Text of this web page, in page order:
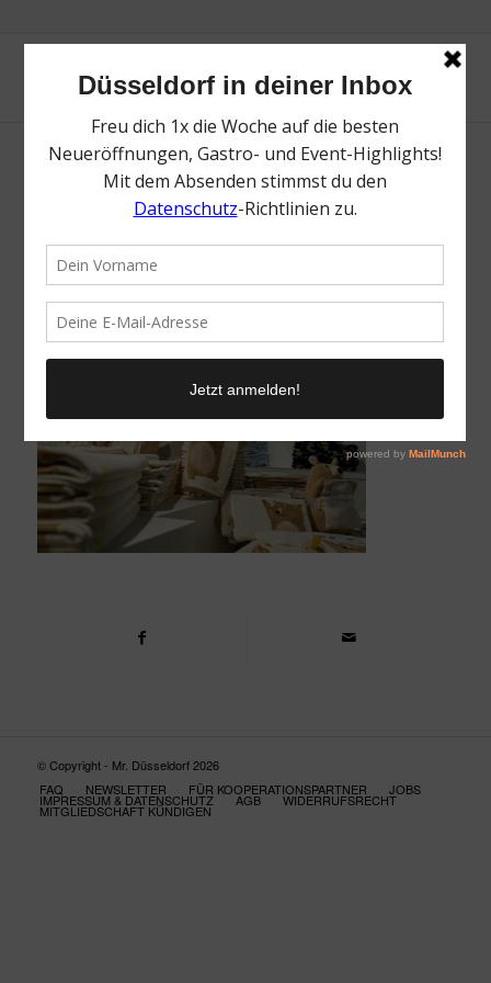
FEILER | Flughafen Düsseldorf | Magazin |
© Copyright - Mr. Düsseldorf 2026
FAQ
NEWSLETTER FÜR KOOPERATIONSPARTNER JOBS
IMPRESSUM & DATENSCHUTZ AGB WIDERRUFSRECHT
MITGLIEDSCHAFT KÜNDIGEN